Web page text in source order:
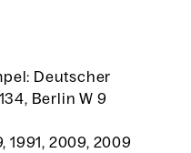
Deutscher
Berlin W 9
1991, 2009, 2009